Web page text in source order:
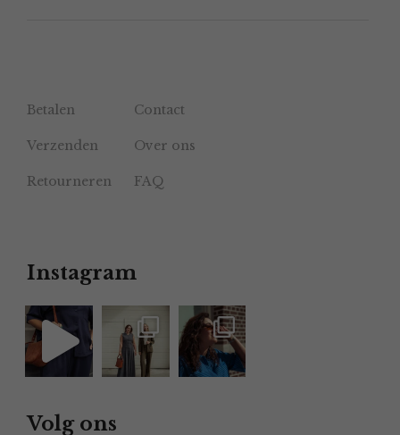
Betalen Contact
Verzenden Over ons
Retourneren FAQ
Instagram
Volg ons